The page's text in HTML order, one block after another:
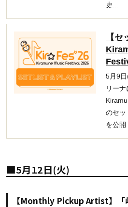
史...
【セ
5月9
リー
のセッ
を公開
■5月12日(火)
【Monthly Pickup Artist】「